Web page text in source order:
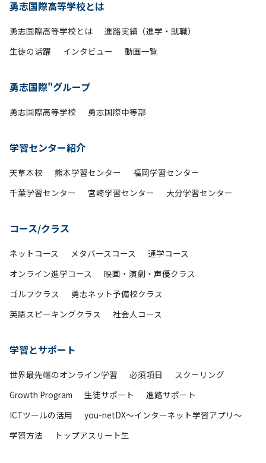
勇志国際高等学校とは
勇志国際高等学校とは
進路実績（進学・就職）
生徒の活躍
インタビュー 動画一覧
勇志国際"グループ
勇志国際高等学校 勇志国際中等部
学習センター紹介
天草本校 熊本学習センター
福岡学習センター
千葉学習センター
宮崎学習センター 大分学習センター
コース/クラス
ネットコース メタバースコース
通学コース
オンライン進学コース
映画・演劇・声優クラス
ゴルフクラス
勇志ネット予備校クラス
英語スピーキングクラス
社会人コース
学習とサポート
世界最先端のオンライン学習 必須項目
スクーリング
Growth Program
生徒サポート
進路サポート
ICTツールの活用
you-netDX～インターネット学習アプリ～
学習方法
トップアスリート生